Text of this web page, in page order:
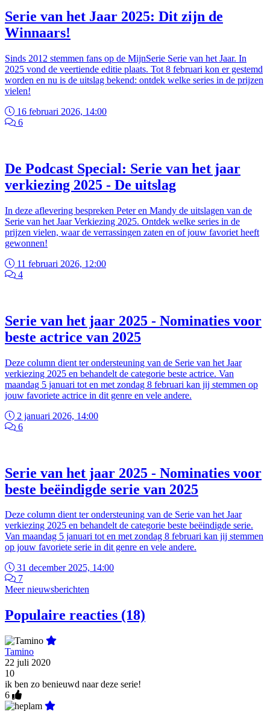
Serie van het Jaar 2025: Dit zijn de
Winnaars!
Sinds 2012 stemmen fans op de MijnSerie Serie van het Jaar. In
2025 vond de veertiende editie plaats. Tot 8 februari kon er gestemd
worden en nu is de uitslag bekend: ontdek welke series in de prijzen
vielen!
16 februari 2026, 14:00
6
De Podcast Special: Serie van het jaar
verkiezing 2025 - De uitslag
In deze aflevering bespreken Peter en Mandy de uitslagen van de
Serie van het Jaar Verkiezing 2025. Ontdek welke series in de
prijzen vielen, waar de verrassingen zaten en of jouw favoriet heeft
gewonnen!
11 februari 2026, 12:00
4
Serie van het jaar 2025 - Nominaties voor
beste actrice van 2025
Deze column dient ter ondersteuning van de Serie van het Jaar
verkiezing 2025 en behandelt de categorie beste actrice. Van
maandag 5 januari tot en met zondag 8 februari kan jij stemmen op
jouw favoriete actrice in dit genre en vele andere.
2 januari 2026, 14:00
6
Serie van het jaar 2025 - Nominaties voor
beste beëindigde serie van 2025
Deze column dient ter ondersteuning van de Serie van het Jaar
verkiezing 2025 en behandelt de categorie beste beëindigde serie.
Van maandag 5 januari tot en met zondag 8 februari kan jij stemmen
op jouw favoriete serie in dit genre en vele andere.
31 december 2025, 14:00
7
Meer nieuwsberichten
Populaire reacties (18)
Tamino
22 juli 2020
10
ik ben zo benieuwd naar deze serie!
6